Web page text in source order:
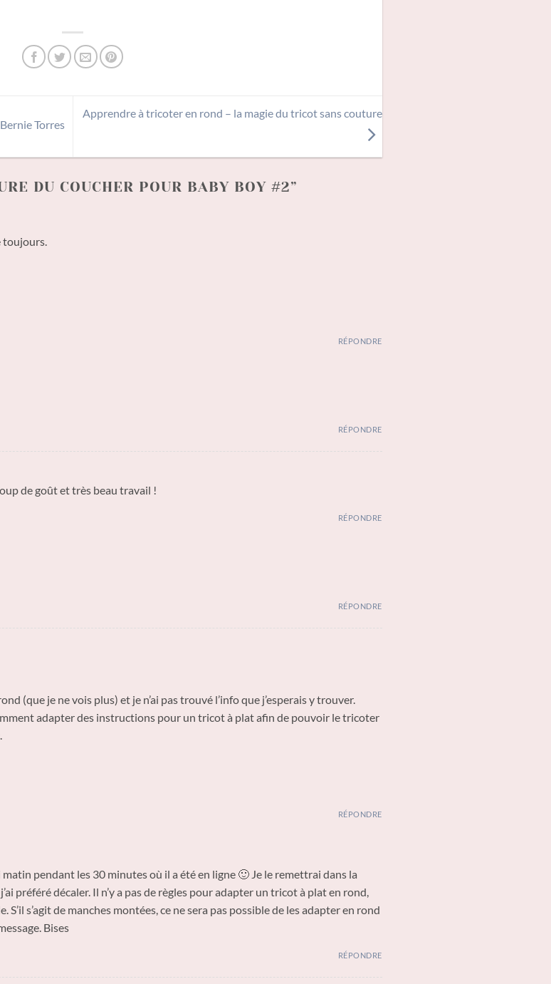
Torres
Apprendre à tricoter en rond – la magie du tricot sans couture
DU COUCHER POUR BABY BOY #2”
toujours.
RÉPONDRE
RÉPONDRE
de goût et très beau travail !
RÉPONDRE
RÉPONDRE
(que je ne vois plus) et je n’ai pas trouvé l’info que j’esperais y trouver.
adapter des instructions pour un tricot à plat afin de pouvoir le tricoter
RÉPONDRE
pendant les 30 minutes où il a été en ligne 🙂 Je le remettrai dans la
préféré décaler. Il n’y a pas de règles pour adapter un tricot à plat en rond,
S’il s’agit de manches montées, ce ne sera pas possible de les adapter en rond
Bises
RÉPONDRE